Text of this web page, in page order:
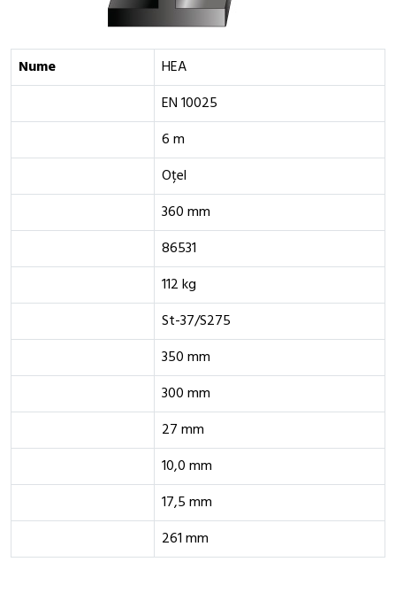
Nume
HEA
EN 10025
6 m
Oțel
360 mm
86531
112 kg
St-37/S275
350 mm
300 mm
27 mm
10,0 mm
17,5 mm
261 mm